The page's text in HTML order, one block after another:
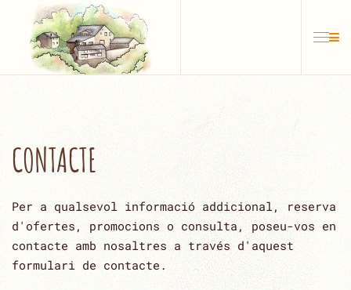
Skip to main content
CONTACTE
Per a qualsevol informació addicional, reserva
d'ofertes, promocions o consulta, poseu-vos en
contacte amb nosaltres a través d'aquest
formulari de contacte.